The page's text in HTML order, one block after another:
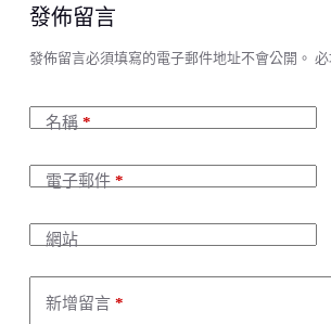
發佈留言
發佈留言必須填寫的電子郵件地址不會公開。
名稱*
電子郵件*
網站
新增留言*
A
e
r
a
t
v
e